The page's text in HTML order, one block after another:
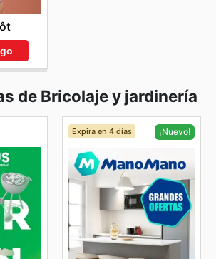
de Bricolaje y jardinería
Expira en 4 días ¡Nuevo!